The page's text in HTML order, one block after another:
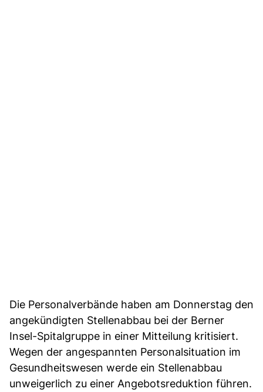
Die Personalverbände haben am Donnerstag den
angekündigten Stellenabbau bei der Berner
Insel-Spitalgruppe in einer Mitteilung kritisiert.
Wegen der angespannten Personalsituation im
Gesundheitswesen werde ein Stellenabbau
unweigerlich zu einer Angebotsreduktion führen.